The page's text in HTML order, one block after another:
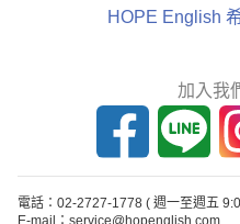
HOPE English
加入我
電話：02-2727-1778 ( 週一至週五
E-mail：service@hopenglish.com